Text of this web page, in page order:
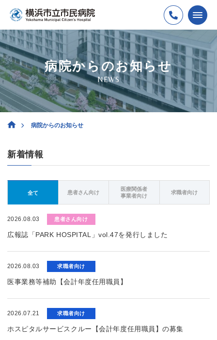
病院からのお知らせ
NEWS
病院からのお知らせ
新着情報
全て 患者さん向け
医療関係者
事業者向け
求職者向け
2026.08.03 患者さん向け
広報誌「PARK HOSPITAL」vol.47を発行しました
2026.08.03 求職者向け
医事業務等補助【会計年度任用職員】
2026.07.21 求職者向け
ホスピタルサービスクルー【会計年度任用職員】の募集